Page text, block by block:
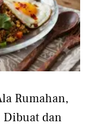
Rumahan,
Dibuat dan